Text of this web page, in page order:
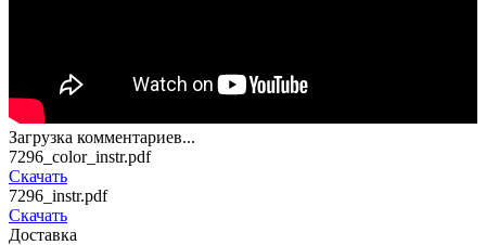
Загрузка комментариев...
7296_color_instr.pdf
Скачать
7296_instr.pdf
Скачать
Доставка